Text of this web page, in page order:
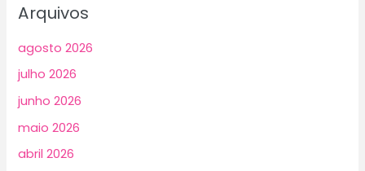
Arquivos
agosto 2026
julho 2026
junho 2026
maio 2026
abril 2026